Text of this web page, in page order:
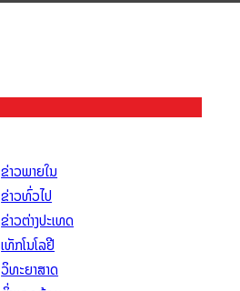
ຂ່າວພາຍໃນ
ຂ່າວທົ່ວໄປ
ຂ່າວຕ່າງປະເທດ
ເທັກໂນໂລຢີ
ວິທະຍາສາດ